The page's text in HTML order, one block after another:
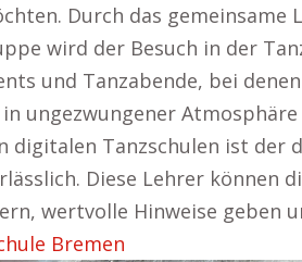
Durch das gemeinsame
wird der Besuch in der
und Tanzabende, bei
ungezwungener
digitalen Tanzschulen ist der
Diese Lehrer können
wertvolle Hinweise geben
Bremen